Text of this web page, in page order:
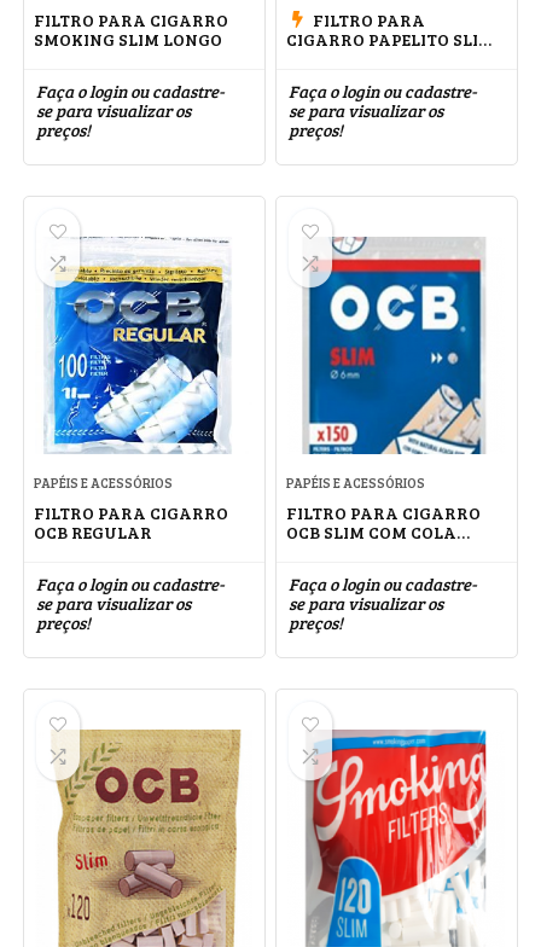
FILTRO PARA CIGARRO
SMOKING SLIM LONGO
Faça o login ou cadastre-
se para visualizar os
preços!
FILTRO PARA
CIGARRO PAPELITO SLIM
Faça o login ou cadastre-
se para visualizar os
preços!
PAPÉIS E ACESSÓRIOS
FILTRO PARA CIGARRO
OCB REGULAR
Faça o login ou cadastre-
se para visualizar os
preços!
PAPÉIS E ACESSÓRIOS
FILTRO PARA CIGARRO
OCB SLIM COM COLA
Faça o login ou cadastre-
se para visualizar os
preços!